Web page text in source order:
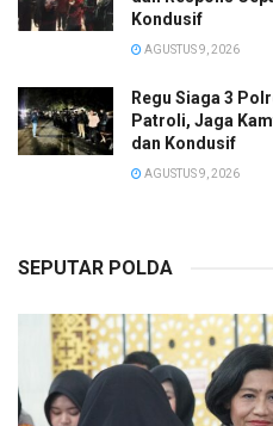
Kondusif
AGUSTUS 9, 2026
Regu Siaga 3
Patroli, Jaga
dan Kondusif
AGUSTUS 9, 2026
SEPUTAR POLDA